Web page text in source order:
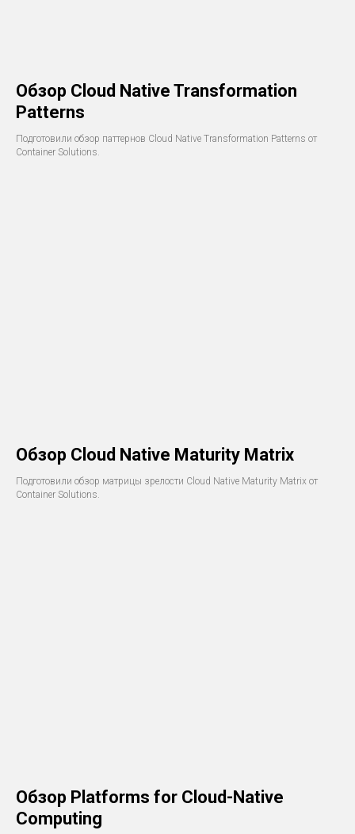
Обзор Cloud Native Transformation
Patterns
Подготовили обзор паттернов Cloud Native Transformation Patterns от
Container Solutions.
Обзор Cloud Native Maturity Matrix
Подготовили обзор матрицы зрелости Cloud Native Maturity Matrix от
Container Solutions.
Обзор Platforms for Cloud-Native
Computing